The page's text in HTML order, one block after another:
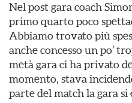
Nel post gara coach
primo quarto poco
Abbiamo trovato più
anche concesso un po’
metà gara ci ha privato
momento, stava
parte del match la gara